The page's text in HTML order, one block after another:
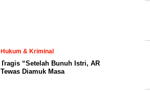
Hukum & Kriminal
Tragis “Setelah Bunuh Istri, AR
Tewas Diamuk Masa